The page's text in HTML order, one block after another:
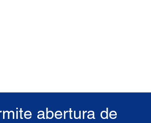
abertura de